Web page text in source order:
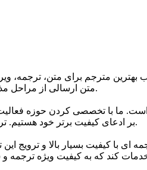
مترجم برای متن، ترجمه،
متن ارسالی از مراحل مذکور، تمامی خدمات ترجمه گروه تا 24 ساعت پس از اتمام ترجمه دارای گارانتی می باشند.
ما با تخصصی کردن حوزه
بر ادعای کیفیت برتر خود هستیم. ترجمه متن، ترجمه متن انگلیسی به فارسی و انواع متون مختلف اصلی ترین خدمات ماست.
ای با کیفیت بسیار بالا و